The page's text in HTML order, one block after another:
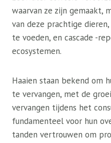
waarvan ze zijn gemaakt,
van deze prachtige
te voeden, en cascade -
ecosystemen.
Haaien staan ​​bekend om
te vervangen, met de
vervangen tijdens het
fundamenteel voor hun
tanden vertrouwen om